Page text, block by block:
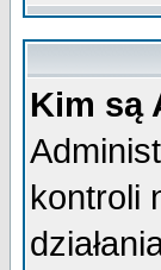
Kim są
kontroli